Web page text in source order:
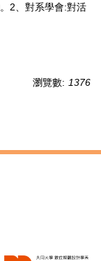
2、對系學會:對活
瀏覽數: 1376